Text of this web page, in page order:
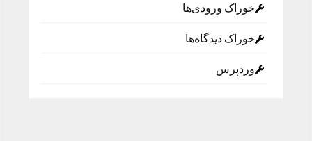
خوراک ورودی‌ها
خوراک دیدگاه‌ها
وردپرس